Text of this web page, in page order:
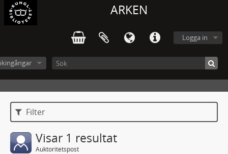
ARKEN
Logga in
Filter
Visar 1 resultat
Auktoritetspost